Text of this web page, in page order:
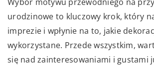
Wybór motywu przewodniego na
urodzinowe to kluczowy krok, który
imprezie i wpłynie na to, jakie
wykorzystane. Przede wszystkim,
się nad zainteresowaniami i gustami